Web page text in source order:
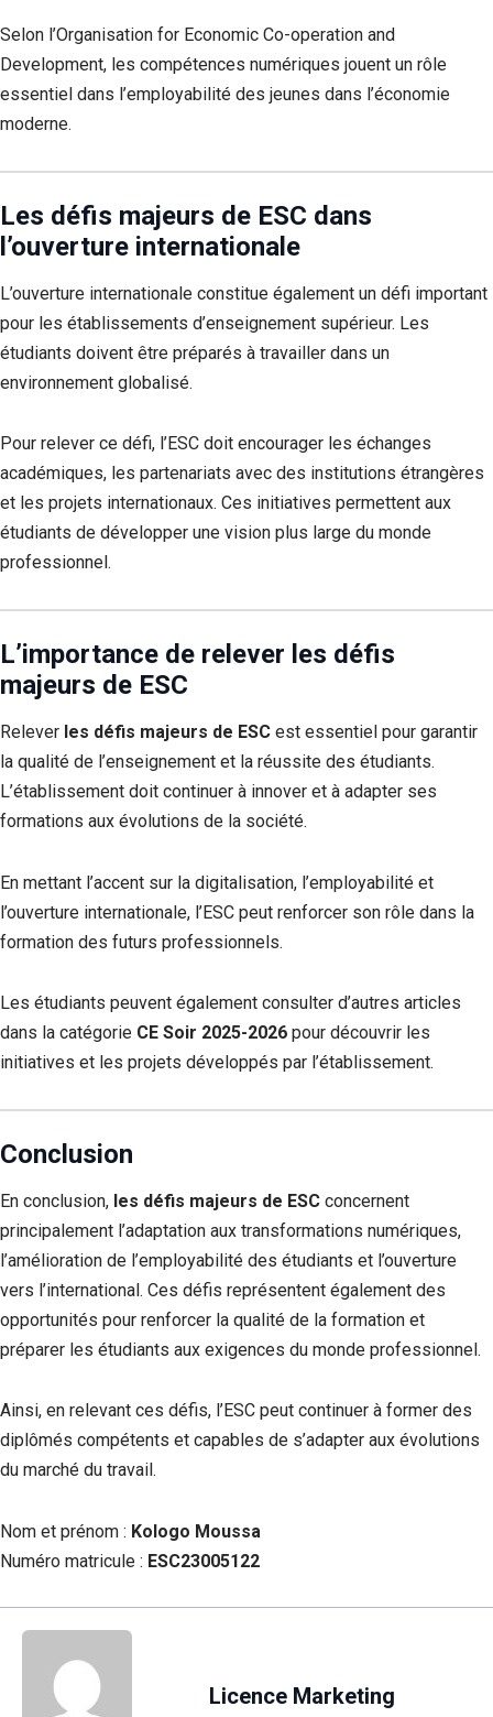
Selon l’Organisation for Economic Co-operation and
Development, les compétences numériques jouent un rôle
essentiel dans l’employabilité des jeunes dans l’économie
moderne.
Les défis majeurs de ESC dans
l’ouverture internationale
L’ouverture internationale constitue également un défi important
pour les établissements d’enseignement supérieur. Les
étudiants doivent être préparés à travailler dans un
environnement globalisé.
Pour relever ce défi, l’ESC doit encourager les échanges
académiques, les partenariats avec des institutions étrangères
et les projets internationaux. Ces initiatives permettent aux
étudiants de développer une vision plus large du monde
professionnel.
L’importance de relever les défis
majeurs de ESC
Relever les défis majeurs de ESC est essentiel pour garantir
la qualité de l’enseignement et la réussite des étudiants.
L’établissement doit continuer à innover et à adapter ses
formations aux évolutions de la société.
En mettant l’accent sur la digitalisation, l’employabilité et
l’ouverture internationale, l’ESC peut renforcer son rôle dans la
formation des futurs professionnels.
Les étudiants peuvent également consulter d’autres articles
dans la catégorie CE Soir 2025-2026 pour découvrir les
initiatives et les projets développés par l’établissement.
Conclusion
En conclusion, les défis majeurs de ESC concernent
principalement l’adaptation aux transformations numériques,
l’amélioration de l’employabilité des étudiants et l’ouverture
vers l’international. Ces défis représentent également des
opportunités pour renforcer la qualité de la formation et
préparer les étudiants aux exigences du monde professionnel.
Ainsi, en relevant ces défis, l’ESC peut continuer à former des
diplômés compétents et capables de s’adapter aux évolutions
du marché du travail.
Nom et prénom : Kologo Moussa
Numéro matricule : ESC23005122
Licence Marketing